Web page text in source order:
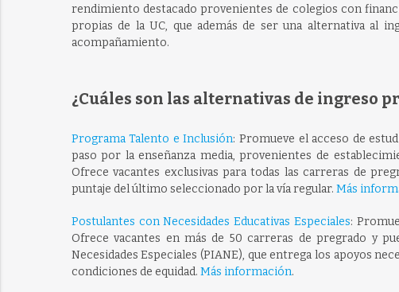
rendimiento destacado provenientes de colegios con
propias de la UC, que además de ser una alternativa al
acompañamiento.
¿Cuáles son las alternativas de ingreso
Programa Talento e Inclusión: Promueve el acceso de
paso por la enseñanza media, provenientes de
Ofrece vacantes exclusivas para todas las carreras de
puntaje del último seleccionado por la vía regular. Más
Postulantes con Necesidades Educativas Especiales:
Ofrece vacantes en más de 50 carreras de pregrado y
Necesidades Especiales (PIANE), que entrega los apoyos
condiciones de equidad. Más información.